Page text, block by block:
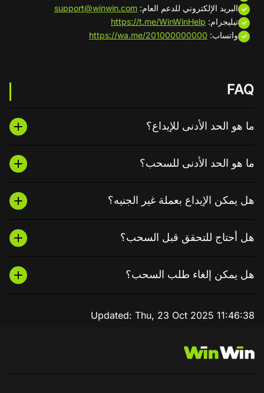
البريد الإلكتروني للدعم العام: support@winwin.com
تيليجرام: https://t.me/WinWinHelp
واتساب: https://wa.me/201000000000
FAQ
ما هو الحد الأدنى للإيداع؟
ما هو الحد الأدنى للسحب؟
هل يمكن الإيداع بعملة غير الجنيه؟
هل أحتاج للتحقق قبل السحب؟
هل يمكن إلغاء طلب السحب؟
Updated: Thu, 23 Oct 2025 11:46:38